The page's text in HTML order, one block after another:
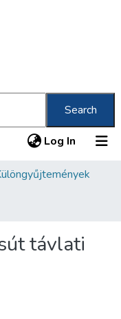
Search
Log In (current)
távlati